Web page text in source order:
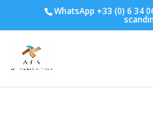
WhatsApp +33 (0) 6 34